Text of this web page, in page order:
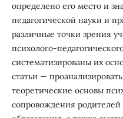
определено его место и
педагогической науки и
различные точки зрения
психологo-
систематизированы их
статьи —
теоретические основы
сопровождения